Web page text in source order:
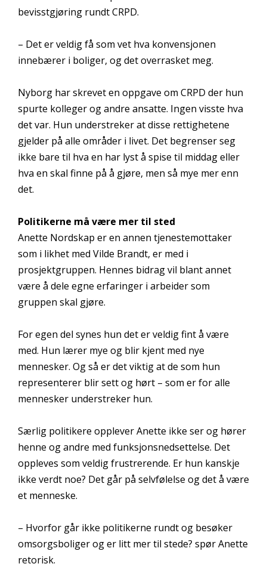
bevisstgjøring rundt CRPD.
– Det er veldig få som vet hva konvensjonen
innebærer i boliger, og det overrasket meg.
Nyborg har skrevet en oppgave om CRPD der hun
spurte kolleger og andre ansatte. Ingen visste hva
det var. Hun understreker at disse rettighetene
gjelder på alle områder i livet. Det begrenser seg
ikke bare til hva en har lyst å spise til middag eller
hva en skal finne på å gjøre, men så mye mer enn
det.
Politikerne må være mer til sted
Anette Nordskap er en annen tjenestemottaker
som i likhet med Vilde Brandt, er med i
prosjektgruppen. Hennes bidrag vil blant annet
være å dele egne erfaringer i arbeider som
gruppen skal gjøre.
For egen del synes hun det er veldig fint å være
med. Hun lærer mye og blir kjent med nye
mennesker. Og så er det viktig at de som hun
representerer blir sett og hørt – som er for alle
mennesker understreker hun.
Særlig politikere opplever Anette ikke ser og hører
henne og andre med funksjonsnedsettelse. Det
oppleves som veldig frustrerende. Er hun kanskje
ikke verdt noe? Det går på selvfølelse og det å være
et menneske.
– Hvorfor går ikke politikerne rundt og besøker
omsorgsboliger og er litt mer til stede? spør Anette
retorisk.